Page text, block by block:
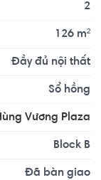
thao quận 2
Dật Tiên
trí.
2
126 m²
Đầy đủ nội thất
Sổ hồng
Vương Plaza
Block B
Đã bàn giao